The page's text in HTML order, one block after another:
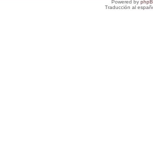
Powered by
Traducción al